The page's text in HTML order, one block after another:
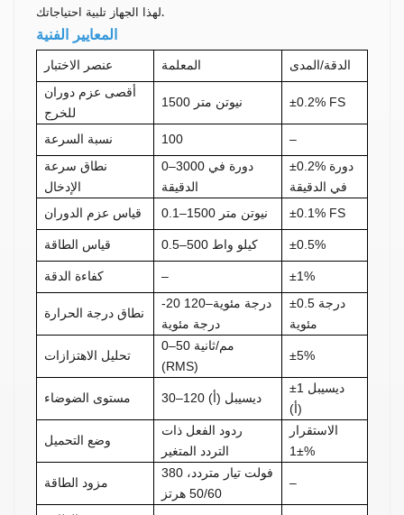
لهذا الجهاز تلبية احتياجاتك.
المعايير الفنية
عنصر الاختبار المعلمة
الدقة/المدى
أقصى عزم دوران
للخرج
1500 نيوتن متر ±0.2% FS
نسبة السرعة 100
–
نطاق سرعة
الإدخال
0–3000 دورة في
الدقيقة
±0.2% دورة
في الدقيقة
قياس عزم الدوران
0.1–1500 نيوتن متر ±0.1% FS
قياس الطاقة 0.5–500 كيلو واط ±0.5%
كفاءة الدقة – ±1%
نطاق درجة الحرارة
-20 درجة مئوية–120
درجة مئوية
±0.5 درجة
مئوية
تحليل الاهتزازات
0–50 مم/ثانية
(RMS)
±5%
مستوى الضوضاء 30–120 ديسيبل (أ)
±1 ديسيبل
(أ)
وضع التحميل
ردود الفعل ذات
التردد المتغير
الاستقرار
±1%
مزود الطاقة
380 فولت تيار متردد،
50/60 هرتز
–